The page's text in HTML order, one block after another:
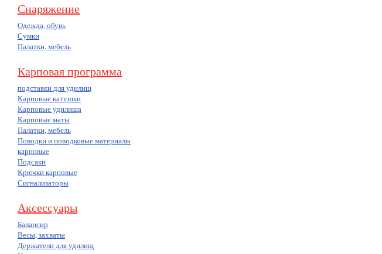
Снаряжение
Одежда, обувь
Сумки
Палатки, мебель
Карповая программа
подставки для удилищ
Карповые катушки
Карповые удилища
Карповые маты
Палатки, мебель
Поводки и поводковые материалы
карповые
Подсаки
Крючки карповые
Сигнализаторы
Аксессуары
Балансир
Весы, захваты
Держатели для удилищ